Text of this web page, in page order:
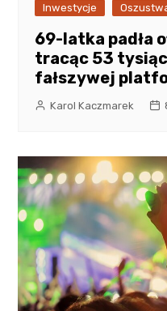
Inwestycje
69-latka padła
tracąc 53
fałszywej
Karol Kaczmarek